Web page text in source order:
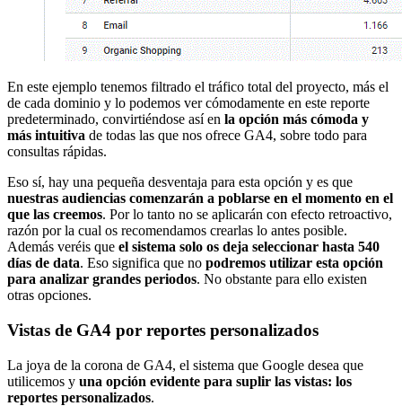
En este ejemplo tenemos filtrado el tráfico total del proyecto, más el
de cada dominio y lo podemos ver cómodamente en este reporte
predeterminado, convirtiéndose así en la opción más cómoda y
más intuitiva de todas las que nos ofrece GA4, sobre todo para
consultas rápidas.
Eso sí, hay una pequeña desventaja para esta opción y es que
nuestras audiencias comenzarán a poblarse en el momento en el
que las creemos. Por lo tanto no se aplicarán con efecto retroactivo,
razón por la cual os recomendamos crearlas lo antes posible.
Además veréis que el sistema solo os deja seleccionar hasta 540
días de data. Eso significa que no podremos utilizar esta opción
para analizar grandes periodos. No obstante para ello existen
otras opciones.
Vistas de GA4 por reportes personalizados
La joya de la corona de GA4, el sistema que Google desea que
utilicemos y una opción evidente para suplir las vistas: los
reportes personalizados.